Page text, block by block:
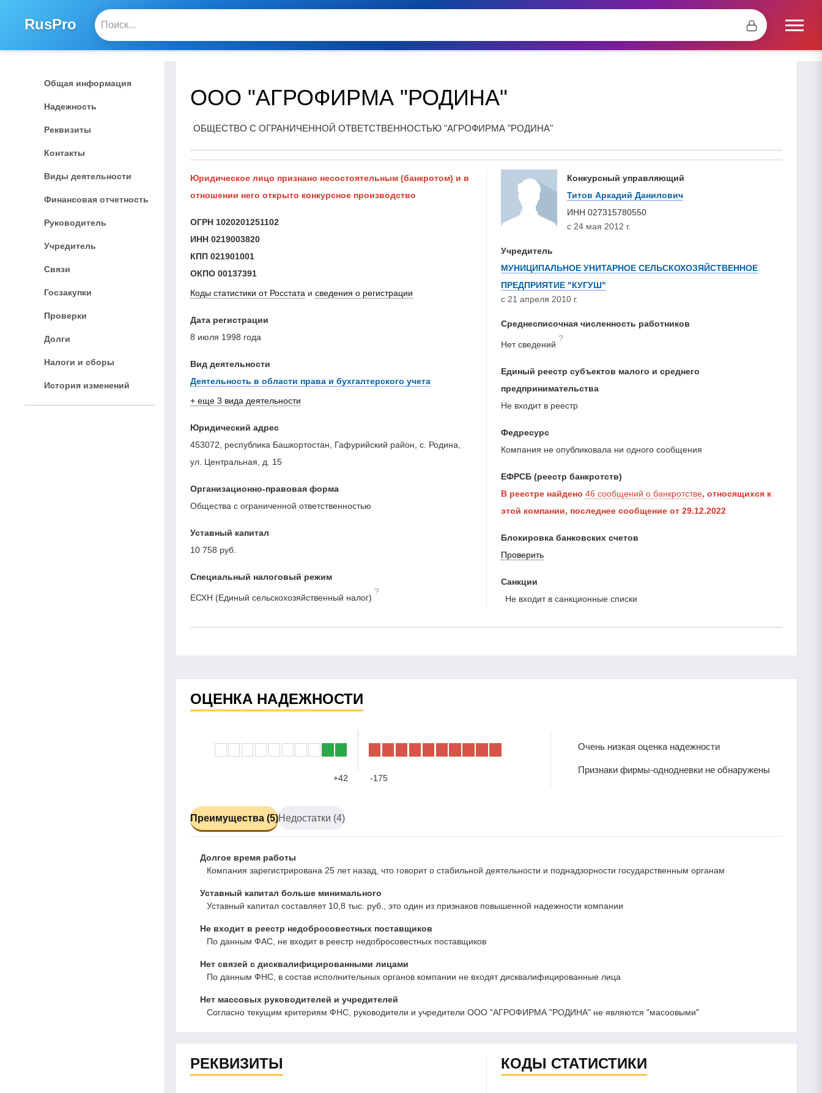
RusPro
Общая информация
Надежность
Реквизиты
Контакты
Виды деятельности
Финансовая отчетность
Руководитель
Учредитель
Связи
Госзакупки
Проверки
Долги
Налоги и сборы
История изменений
ООО "АГРОФИРМА "РОДИНА"
ОБЩЕСТВО С ОГРАНИЧЕННОЙ ОТВЕТСТВЕННОСТЬЮ "АГРОФИРМА "РОДИНА"
Юридическое лицо признано несостоятельным (банкротом) и в
отношении него открыто конкурсное производство
ОГРН 1020201251102
ИНН 0219003820
КПП 021901001
ОКПО 00137391
Коды статистики от Росстата и сведения о регистрации
Дата регистрации
8 июля 1998 года
Вид деятельности
Деятельность в области права и бухгалтерского учета
+ еще 3 вида деятельности
Юридический адрес
453072, республика Башкортостан, Гафурийский район, с. Родина,
ул. Центральная, д. 15
Организационно-правовая форма
Общества с ограниченной ответственностью
Уставный капитал
10 758 руб.
Специальный налоговый режим
ЕСХН (Единый сельскохозяйственный налог)
?
Конкурсный управляющий
Титов Аркадий Данилович
ИНН 027315780550
с 24 мая 2012 г.
Учредитель
МУНИЦИПАЛЬНОЕ УНИТАРНОЕ СЕЛЬСКОХОЗЯЙСТВЕННОЕ
ПРЕДПРИЯТИЕ "КУГУШ"
с 21 апреля 2010 г.
Среднесписочная численность работников
Нет сведений
?
Единый реестр субъектов малого и среднего
предпринимательства
Не входит в реестр
Федресурс
Компания не опубликовала ни одного сообщения
ЕФРСБ (реестр банкротств)
В реестре найдено 46 сообщений о банкротстве, относящихся к
этой компании, последнее сообщение от 29.12.2022
Блокировка банковских счетов
Проверить
Санкции
Не входит в санкционные списки
ОЦЕНКА НАДЕЖНОСТИ
+42 -175
Очень низкая оценка надежности
Признаки фирмы-однодневки не обнаружены
Преимущества (5)Недостатки (4)
Долгое время работы
Компания зарегистрирована 25 лет назад, что говорит о стабильной деятельности и поднадзорности государственным органам
Уставный капитал больше минимального
Уставный капитал составляет 10,8 тыс. руб., это один из признаков повышенной надежности компании
Не входит в реестр недобросовестных поставщиков
По данным ФАС, не входит в реестр недобросовестных поставщиков
Нет связей с дисквалифицированными лицами
По данным ФНС, в состав исполнительных органов компании не входят дисквалифицированные лица
Нет массовых руководителей и учредителей
Согласно текущим критериям ФНС, руководители и учредители ООО "АГРОФИРМА "РОДИНА" не являются "масоовыми"
РЕКВИЗИТЫ КОДЫ СТАТИСТИКИ